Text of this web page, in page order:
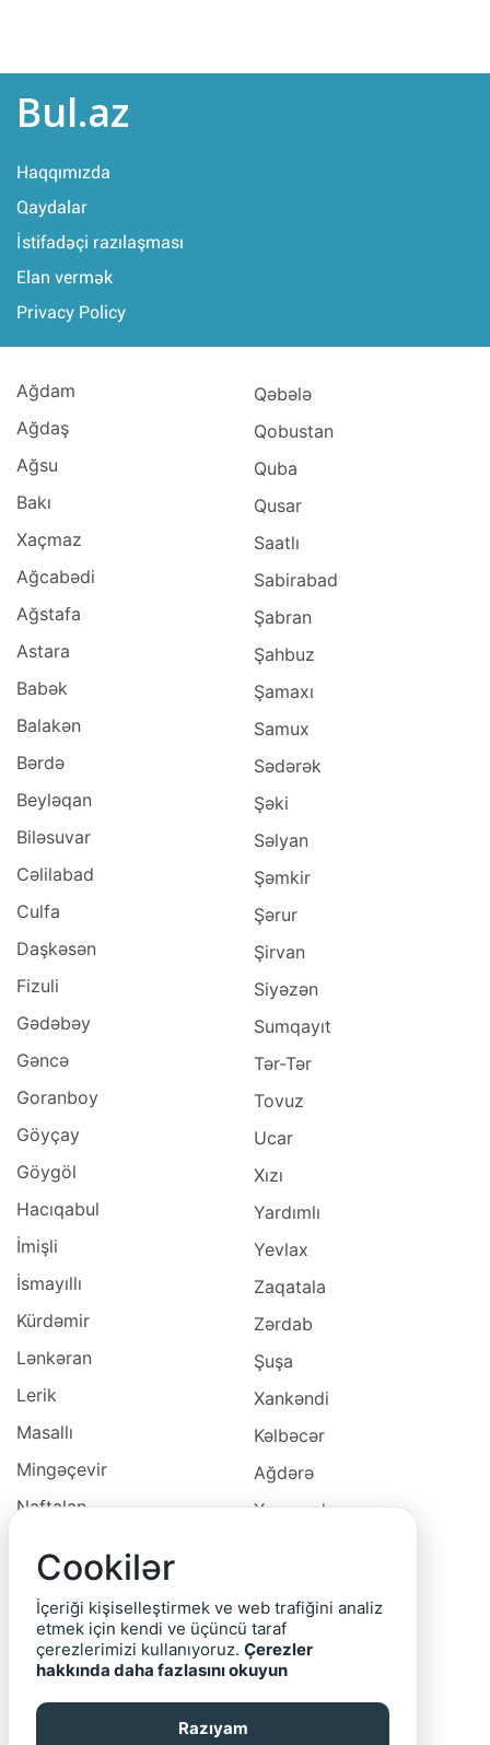
Bul.az
Haqqımızda
Qaydalar
İstifadəçi razılaşması
Elan vermək
Privacy Policy
Ağdam
Ağdaş
Ağsu
Bakı
Xaçmaz
Ağcabədi
Ağstafa
Astara
Babək
Balakən
Bərdə
Beyləqan
Biləsuvar
Cəlilabad
Culfa
Daşkəsən
Fizuli
Gədəbəy
Gəncə
Goranboy
Göyçay
Göygöl
Hacıqabul
İmişli
İsmayıllı
Kürdəmir
Lənkəran
Lerik
Masallı
Mingəçevir
Naftalan
Neftçala
Oğuz
Ordubad
Qəbələ
Qobustan
Quba
Qusar
Saatlı
Sabirabad
Şabran
Şahbuz
Şamaxı
Samux
Sədərək
Şəki
Səlyan
Şəmkir
Şərur
Şirvan
Siyəzən
Sumqayıt
Tər-Tər
Tovuz
Ucar
Xızı
Yardımlı
Yevlax
Zaqatala
Zərdab
Şuşa
Xankəndi
Kəlbəcər
Ağdərə
Xocavəd
Cəbrayıl
Qubadlı
Cookilər
İçeriği kişiselleştirmek ve web trafiğini analiz
etmek için kendi ve üçüncü taraf
çerezlerimizi kullanıyoruz. Çerezler
hakkında daha fazlasını okuyun
Razıyam